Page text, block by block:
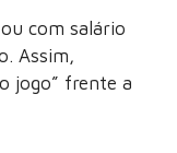
com salário
Assim,
jogo” frente a